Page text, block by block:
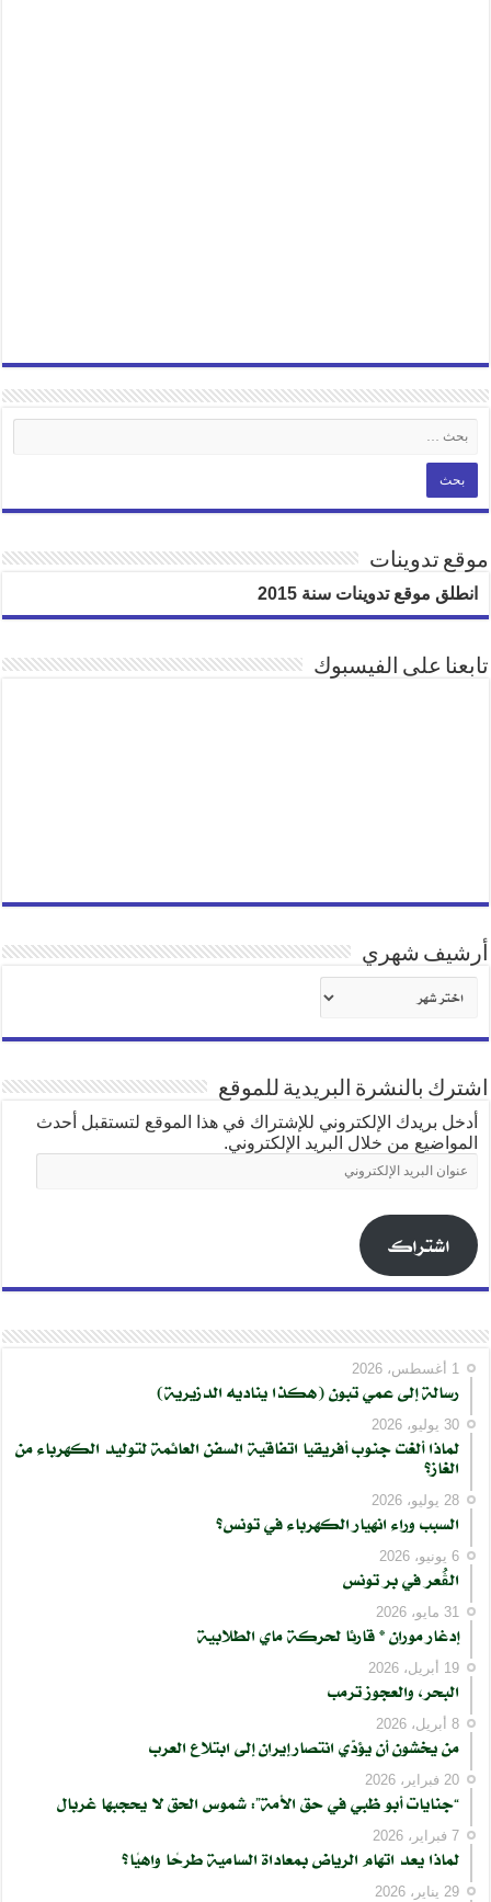
موقع تدوينات
انطلق موقع تدوينات سنة 2015
تابعنا على الفيسبوك
أرشيف شهري
شهري
اشترك بالنشرة البريدية للموقع
أدخل بريدك الإلكتروني للإشتراك في هذا الموقع لتستقبل أحدث
المواضيع من خلال البريد الإلكتروني.
عنوان
البريد
اشتراك
1 أغسطس، 2026
رسالة إلى عمي تبون (هكذا يناديه الدزيرية)
30 يوليو، 2026
لماذا ألغت جنوب أفريقيا اتفاقية السفن العائمة لتوليد الكهرباء من
الغاز؟
28 يوليو، 2026
السبب وراء انهيار الكهرباء في تونس؟
6 يونيو، 2026
الڨُعر في بر تونس
31 مايو، 2026
إدغار موران * قارئا لحركة ماي الطلابية
19 أبريل، 2026
البحر، والعجوز ترمب
8 أبريل، 2026
من يخشون أن يؤدّي انتصار إيران إلى ابتلاع العرب
20 فبراير، 2026
“جنايات أبو ظبي في حق الأمة”: شموس الحق لا يحجبها غربال
7 فبراير، 2026
لماذا يعد اتهام الرياض بمعاداة السامية طرحًا واهيًا؟
29 يناير، 2026